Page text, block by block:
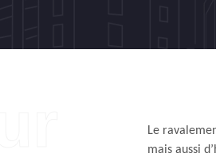
Le
mais aussi